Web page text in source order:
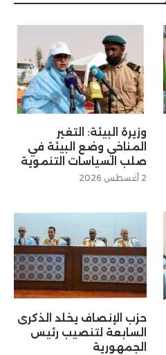
وزيرة البيئة: التغير
المناخي وضع البيئة في
صلب السياسات التنموية
2 أغسطس 2026
حزب الإنصاف يخلد الذكرى
السابعة لتنصيب رئيس
الجمهورية